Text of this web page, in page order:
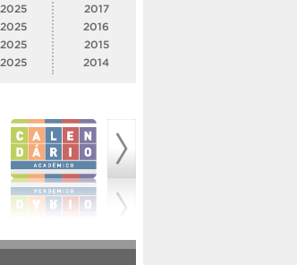
2025
2025
2025
2025
2017
2016
2015
2014